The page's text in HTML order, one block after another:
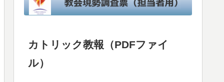
カトリック教報（PDFファイ
ル）